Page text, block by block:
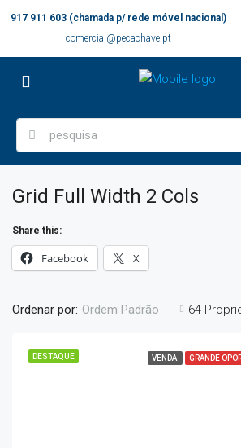
917 911 603 (chamada p/ rede móvel nacional)
comercial@pecachave.pt
Grid Full Width 2 Cols
Share this:
Facebook X
64
Ordenar por: Ordem Padrão
DESTAQUE VENDA GRANDE